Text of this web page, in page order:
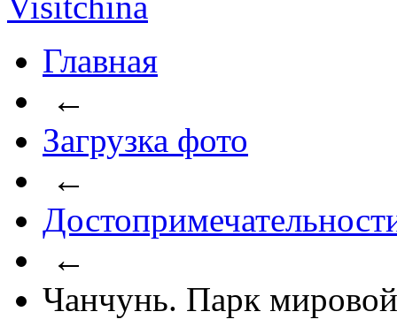
Главная
←
Загрузка фото
←
←
Чанчунь. Парк